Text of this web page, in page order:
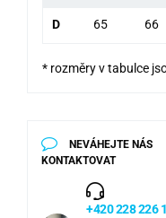
D 65 66
* rozměry v tabulce
NEVÁHEJTE NÁS
KONTAKTOVAT
+420 228 226